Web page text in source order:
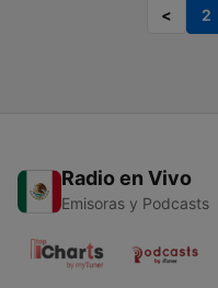
<
2
Radio en Vivo
Emisoras y Podcasts